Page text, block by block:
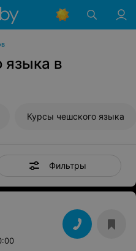
языка в
Курсы чешского языка
Фильтры